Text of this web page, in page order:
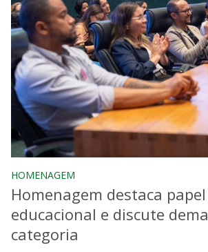
HOMENAGEM
Homenagem destaca
educacional e discute
categoria